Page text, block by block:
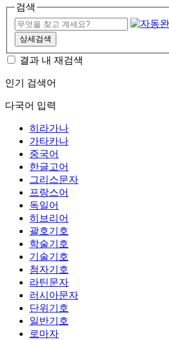
검색
상세검색
결과 내 재검색
인기 검색어
다국어 입력
히라가나
가타카나
중국어
한글고어
그리스문자
프랑스어
독일어
히브리어
괄호기호
학술기호
기술기호
첨자기호
라틴문자
러시아문자
단위기호
일반기호
로마자